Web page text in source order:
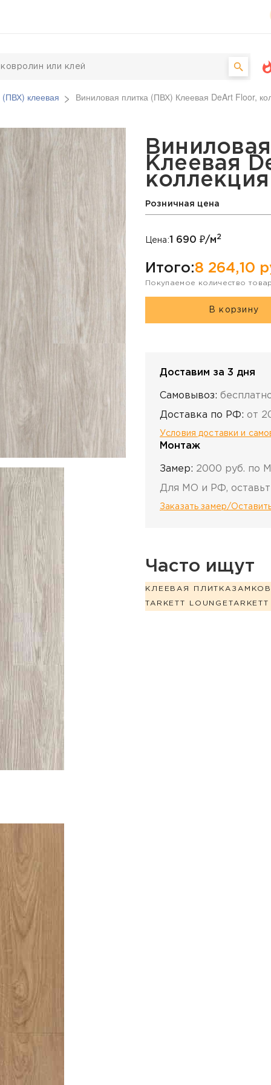
(ПВХ) клеевая Виниловая плитка (ПВХ) Клеевая DeArt Floor,
Клеевая
Розничная цена
Цена:1 690 ₽/м2
Итого:8 264,10
Покупаемое количество
В корзину
Доставим за 3 дня
Самовывоз:
Доставка по РФ: от
Условия доставки и
Монтаж
Замер: 2000 руб. по
Для МО и РФ,
Заказать замер/
Часто ищут
КЛЕЕВАЯ ПЛИТКА
TARKETT LOUNGE